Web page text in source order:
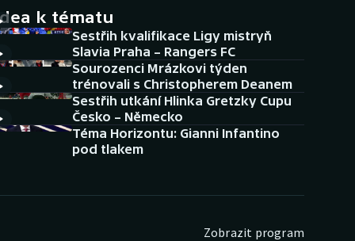
Historické návraty
Aplikace ČT sport
AZ kvíz
k tématu
Sestřih kvalifikace Ligy mistryň
Slavia Praha – Rangers FC
Sourozenci Mrázkovi týden
trénovali s Christopherem Deanem
Sestřih utkání Hlinka Gretzky Cupu
Česko – Německo
Téma Horizontu: Gianni Infantino
pod tlakem
Zobrazit program